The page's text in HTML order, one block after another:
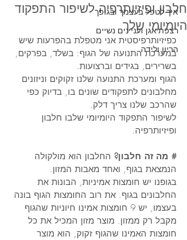
איך לטפל בעצמך ובגופך
רצפת-אגן ועניינים נשיים
הריון ולידה
חלבון ופיזיותרפיה לשיפור התפקוד
היומיומי שלך
כפיזיותרפיסטית אני מטפלת בהפרעות שיש
במערכת התנועה של הגוף: בשלד, בפרקים,
בשרירים, בגידים וברצועות.
הגוף ומערכת התנועה שלנו זקוקים וניזונים
מחלבונים לתפקודים שונים בו, בדיוק כפי
שהרכב שלנו צריך דלק.
לשיפור התפקוד היומיומי שלבו חלבון
ופיזיותרפיה.
# מה זה חלבון? החלבון הוא מולקולה
הנמצאת בגוף, ואחד מאבות המזון.
בגופנו יש חומצות אמיניות, הבונות את
החלבונים בגוף. את רוב החומצות הגוף בונה
בעצמו, יש 9 חומצות אמינו חיוניות שהגוף
מקבל רק ממזון. מוצר מזון המכיל את כל
חומצות האמינו שהגוף זקוק, הוא מוצר